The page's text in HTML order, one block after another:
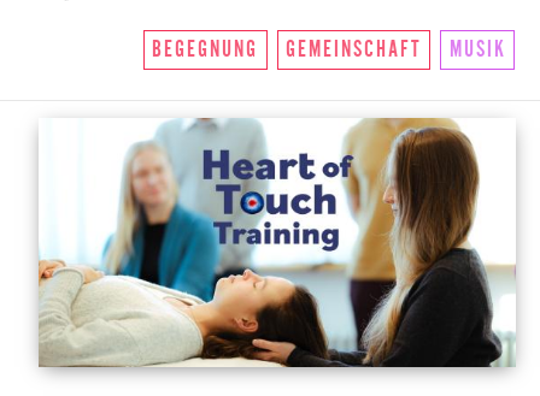
BEGEGNUNG GEMEINSCHAFT MUSIK